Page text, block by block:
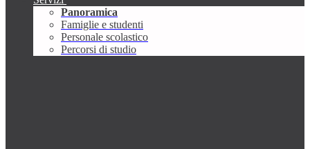
Panoramica
Famiglie e studenti
Personale scolastico
Percorsi di studio